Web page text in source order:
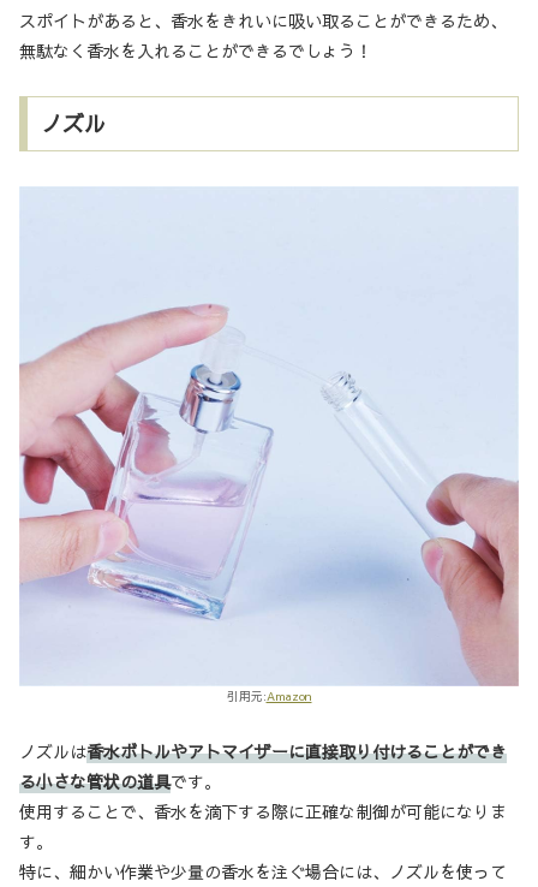
スポイトがあると、香水をきれいに吸い取ることができるため、
無駄なく香水を入れることができるでしょう！
ノズル
引用元:Amazon
ノズルは香水ボトルやアトマイザーに直接取り付けることができ
る小さな管状の道具です。
使用することで、香水を滴下する際に正確な制御が可能になりま
す。
特に、細かい作業や少量の香水を注ぐ場合には、ノズルを使って